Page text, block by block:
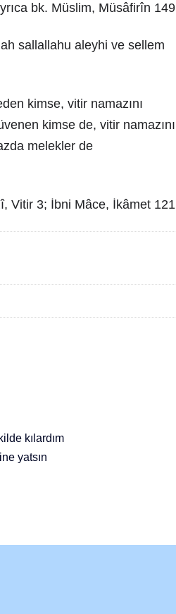
bk. Müslim, Müsâfirîn 149
sallallahu aleyhi ve sellem
kimse, vitir namazını
kimse de, vitir namazını
melekler de
Vitir 3; İbni Mâce, İkâmet 121
kılardım
yatsın